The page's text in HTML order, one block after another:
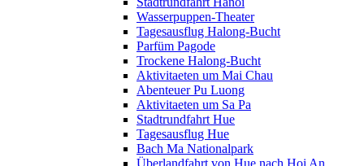
Wasserpuppen-Theater
Tagesausflug Halong-Bucht
Parfüm Pagode
Trockene Halong-Bucht
Aktivitaeten um Mai Chau
Abenteuer Pu Luong
Aktivitaeten um Sa Pa
Stadtrundfahrt Hue
Tagesausflug Hue
Bach Ma Nationalpark
Überlandfahrt von Hue nach Hoi An